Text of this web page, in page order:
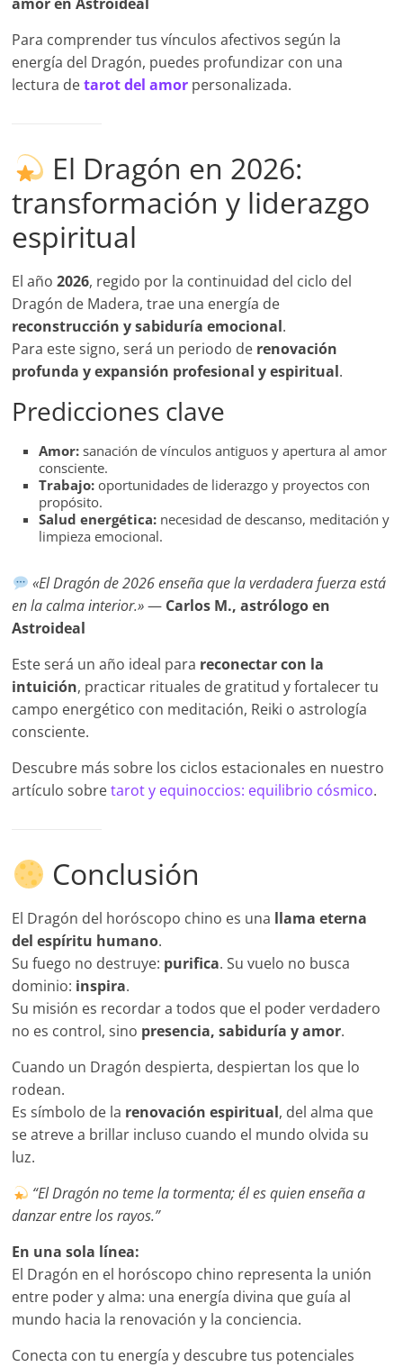
Para comprender tus vínculos afectivos según la
energía del Dragón, puedes profundizar con una
lectura detarot del amor personalizada.
El Dragón en 2026:
transformación y liderazgo
espiritual
El año2026, regido por la continuidad del ciclo del
Dragón de Madera, trae una energía de
reconstrucción y sabiduría emocional.
Para este signo, será un periodo de renovación
profunda y expansión profesional y espiritual.
Predicciones clave
Amor: sanación de vínculos antiguos y apertura al amor
consciente.
Trabajo: oportunidades de liderazgo y proyectos con
propósito.
Salud energética: necesidad de descanso, meditación y
limpieza emocional.
«El Dragón de 2026 enseña que la verdadera fuerza está
en la calma interior.»— Carlos M., astrólogo en
Astroideal
Este será un año ideal para reconectar con la
intuición, practicar rituales de gratitud y fortalecer tu
campo energético con meditación, Reiki o astrología
consciente.
Descubre más sobre los ciclos estacionales en nuestro
artículo sobretarot y equinoccios: equilibrio cósmico.
Conclusión
El Dragón del horóscopo chino es una llama eterna
del espíritu humano.
Su fuego no destruye: purifica. Su vuelo no busca
dominio: inspira.
Su misión es recordar a todos que el poder verdadero
no es control, sino presencia, sabiduría y amor.
Cuando un Dragón despierta, despiertan los que lo
rodean.
Es símbolo de la renovación espiritual, del alma que
se atreve a brillar incluso cuando el mundo olvida su
luz.
“El Dragón no teme la tormenta; él es quien enseña a
danzar entre los rayos.”
En una sola línea:
El Dragón en el horóscopo chino representa la unión
entre poder y alma: una energía divina que guía al
mundo hacia la renovación y la conciencia.
Conecta con tu energía y descubre tus potenciales